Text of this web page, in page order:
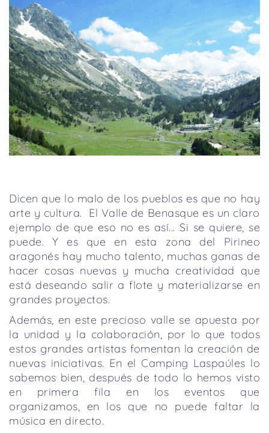
Dicen que lo malo de los pueblos es que no hay
arte y cultura. El Valle de Benasque es un claro
ejemplo de que eso no es así... Si se quiere, se
puede. Y es que en esta zona del Pirineo
aragonés hay mucho talento, muchas ganas de
hacer cosas nuevas y mucha creatividad que
está deseando salir a flote y materializarse en
grandes proyectos.
Además, en este precioso valle se apuesta por
la unidad y la colaboración, por lo que todos
estos grandes artistas fomentan la creación de
nuevas iniciativas. En el Camping Laspaúles lo
sabemos bien, después de todo lo hemos visto
en primera fila en los eventos que
organizamos, en los que no puede faltar la
música en directo.